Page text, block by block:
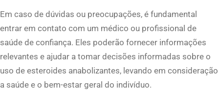
Em caso de dúvidas ou preocupações, é fundamental
entrar em contato com um médico ou profissional de
saúde de confiança. Eles poderão fornecer informações
relevantes e ajudar a tomar decisões informadas sobre o
uso de esteroides anabolizantes, levando em consideração
a saúde e o bem-estar geral do indivíduo.